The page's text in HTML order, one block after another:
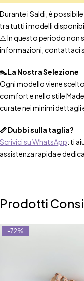
Durante i Saldi, è
tra tutti i modelli
⚠️ In questo periodo non
informazioni, contattaci
👠 La Nostra Selezione
Ogni modello viene
comfort e nello stile
curate nei minimi dettagli
📏 Dubbi sulla taglia?
Scrivici su WhatsApp: ti
assistenza rapida e
Prodotti
-72%